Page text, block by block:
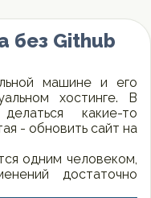
без Github
машине и его
хостинге. В
какие-то
- обновить сайт на
одним человеком,
достаточно